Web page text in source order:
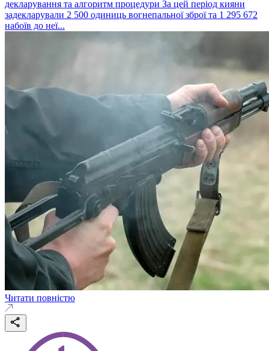
декларування та алгоритм процедури За цей період кияни
задекларували 2 500 одиниць вогнепальної зброї та 1 295 672
набоїв до неї...
Читати повністю